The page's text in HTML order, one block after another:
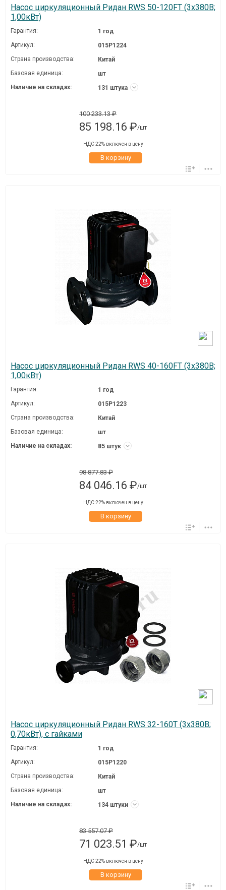
Насос циркуляционный Ридан RWS 50-120FT (3х380В;
1,00кВт)
Гарантия:
1 год
Артикул:
015P1224
Страна производства:
Китай
Базовая единица:
шт
Наличие на складах:
131 штука
100 233.13 ₽
85 198.16 ₽/шт
НДС 22% включен в цену
В корзину
Насос циркуляционный Ридан RWS 40-160FT (3х380В;
1,00кВт)
Гарантия:
1 год
Артикул:
015P1223
Страна производства:
Китай
Базовая единица:
шт
Наличие на складах:
85 штук
98 877.83 ₽
84 046.16 ₽/шт
НДС 22% включен в цену
В корзину
Насос циркуляционный Ридан RWS 32-160T (3х380В;
0,70кВт), с гайками
Гарантия:
1 год
Артикул:
015P1220
Страна производства:
Китай
Базовая единица:
шт
Наличие на складах:
134 штуки
83 557.07 ₽
71 023.51 ₽/шт
НДС 22% включен в цену
В корзину